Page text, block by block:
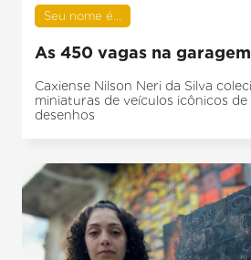
Seu nome é...
As 450 vagas na
Caxiense Nilson Neri da Silva
miniaturas de veículos icônicos de
desenhos